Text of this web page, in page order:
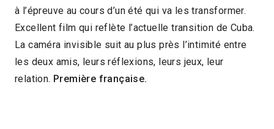
à l’épreuve au cours d’un été qui va les transformer.
Excellent film qui reflète l’actuelle transition de Cuba.
La caméra invisible suit au plus près l’intimité entre
les deux amis, leurs réflexions, leurs jeux, leur
relation. Première française.